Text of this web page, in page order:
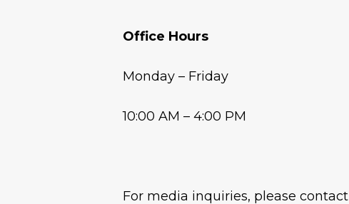
Office Hours
Monday – Friday
10:00 AM – 4:00 PM
For media inquiries, please contact